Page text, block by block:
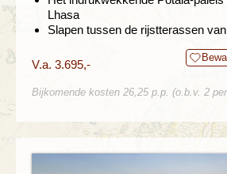
Lhasa
Slapen tussen de rijstterassen
V.a. 3.695,-
Bijkomende kosten 26,25 p.p. (o.b.v. 2